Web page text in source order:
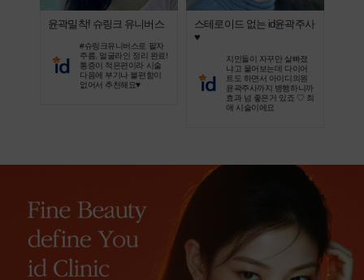
윤곽밀착! 슈링크 유니버스
#슈링크유니버스로 팔자
주름, 얼굴라인 정리 완료!
통증이 적은편이라 시술
다음에 부기나 불편함이
없어서 추천해요♥
스테로이드 없는 id윤곽주사
♥
지인들이 자꾸만 살빠졌
냐고 물어보는데 다이어
트도 하면서 아이디의원
윤곽주사까지 병행하니까
효과 넘 좋은거 있죠 ♡ 최
애 시술이에요